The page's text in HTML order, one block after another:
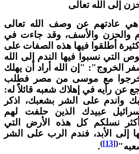
إلى الله تعالى
هي عادتهم عن وصف الله تعالى
والحزن والأسف، وقد جاءت في
أطلقوا فيها هذه الصفات على
التي نسبوا فيها الندم إلى الله
"إن الله أراد أن يهلك
خرجوا مع موسى من مصر فطلب
رأيه في إهلاك شعبه قائلاً له:
على الشر بشعبك، اذكر
عبيدك الذين حلفت لهم
نسلكم كل هذه الأرض التي
إلى الأبد، فندم الرب على الشر
(
[13]
)
.